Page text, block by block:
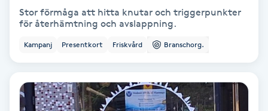
Ny frisyr
Stor förmåga att hitta knutar och triggerpunkter
för återhämtning och avslappning.
Kampanj Presentkort Friskvård Branschorg.